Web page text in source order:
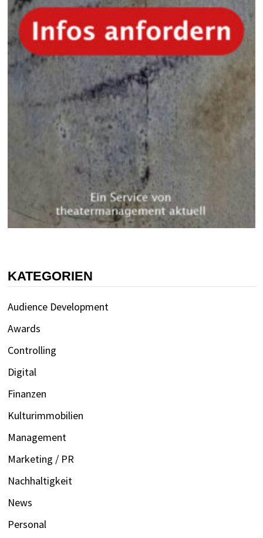
KATEGORIEN
Audience Development
Awards
Controlling
Digital
Finanzen
Kulturimmobilien
Management
Marketing / PR
Nachhaltigkeit
News
Personal